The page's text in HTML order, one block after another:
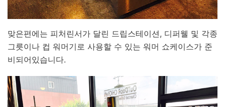
맞은편에는 피처린서가 달린 드립스테이션, 디퍼웰 및 각종
그릇이나 컵 워머기로 사용할 수 있는 워머 쇼케이스가 준
비되어있습니다.